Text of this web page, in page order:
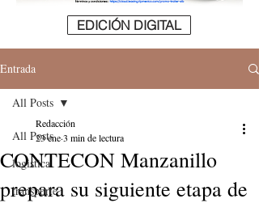
EDICIÓN DIGITAL
Entrada
All Posts
logistica
transporte
All Posts
CONTECON Manzanillo
prepara su siguiente etapa de
Redacción
23 ene3 min de lectura